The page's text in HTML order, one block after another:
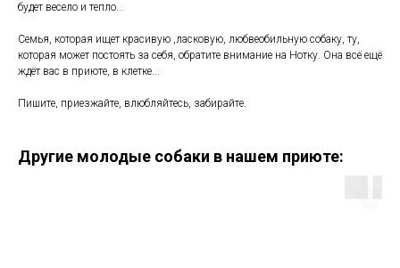
будет весело и тепло...
Семья, которая ищет красивую ,ласковую, любвеобильную собаку, ту,
которая может постоять за себя, обратите внимание на Нотку. Она всё ещё
ждёт вас в приюте, в клетке...
Пишите, приезжайте, влюбляйтесь, забирайте.
Другие молодые собаки в нашем приюте: